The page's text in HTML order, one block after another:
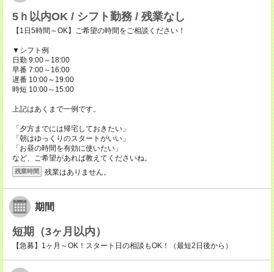
5ｈ以内OK / シフト勤務 / 残業なし
【1日5時間～OK】ご希望の時間をご相談ください！
▼シフト例
日勤 9:00～18:00
早番 7:00～16:00
遅番 10:00～19:00
時短 10:00～15:00
上記はあくまで一例です。
「夕方までには帰宅しておきたい」
「朝はゆっくりのスタートがいい」
「お昼の時間を有効に使いたい」
など、ご希望があれば教えてくださいね。
残業時間 残業はありません。
期間
短期（3ヶ月以内）
【急募】1ヶ月～OK！スタート日の相談もOK！（最短2日後から）